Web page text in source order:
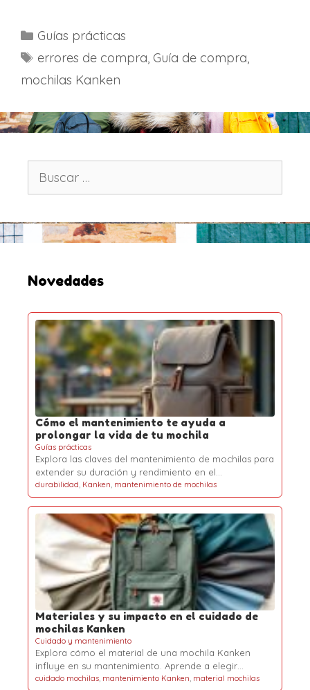
C
a
g
o
í
a
Guías prácticas
E
t
q
u
a
errores de compra, Guía de compra,
mochilas Kanken
c
:Novedades
Cómo el mantenimiento te ayuda a
prolongar la vida de tu mochila
Guías prácticas
Explora las claves del mantenimiento de mochilas para
extender su duración y rendimiento en el…
durabilidad, Kanken, mantenimiento de mochilas
Materiales y su impacto en el cuidado de
mochilas Kanken
Cuidado y mantenimiento
Explora cómo el material de una mochila Kanken
influye en su mantenimiento. Aprende a elegir…
cuidado mochilas, mantenimiento Kanken, material mochilas